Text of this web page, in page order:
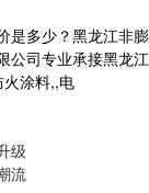
是多少？黑龙江非膨
公司专业承接黑龙江
涂料,,电
级
流